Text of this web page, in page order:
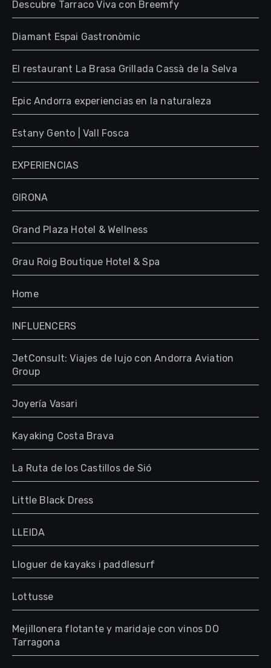
Descubre Tarraco Viva con Breemfy
Diamant Espai Gastronòmic
El restaurant La Brasa Grillada Cassà de la Selva
Epic Andorra experiencias en la naturaleza
Estany Gento | Vall Fosca
EXPERIENCIAS
GIRONA
Grand Plaza Hotel & Wellness
Grau Roig Boutique Hotel & Spa
Home
INFLUENCERS
JetConsult: Viajes de lujo con Andorra Aviation
Group
Joyería Vasari
Kayaking Costa Brava
La Ruta de los Castillos de Sió
Little Black Dress
LLEIDA
Lloguer de kayaks i paddlesurf
Lottusse
Mejillonera flotante y maridaje con vinos DO
Tarragona